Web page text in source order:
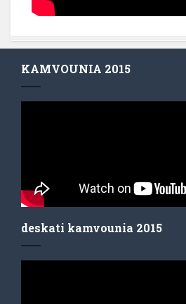
KAMVOUNIA 2015
deskati kamvounia 2015